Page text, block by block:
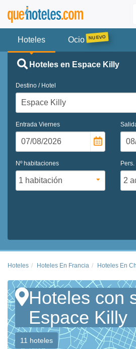
Hoteles Ocio
Hoteles en Espace Killy
Destino / Hotel
Entrada Viernes
Nº habitaciones
Hoteles Hoteles En Francia Hoteles En
Hoteles con
Espace Killy
11 hoteles